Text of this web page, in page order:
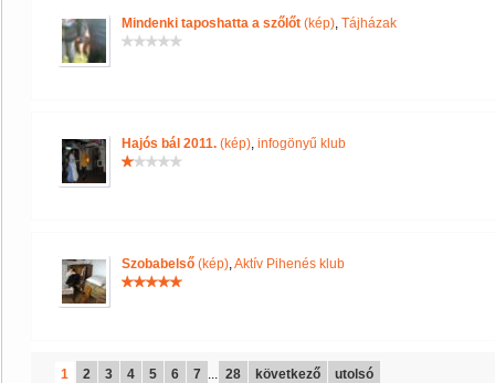
Mindenki taposhatta a szőlőt (kép), Tájházak
Hajós bál 2011. (kép), infogönyű klub
Szobabelső (kép),Aktív Pihenés klub
1 2 3 4 5 6 7 ... 28 következő utolsó